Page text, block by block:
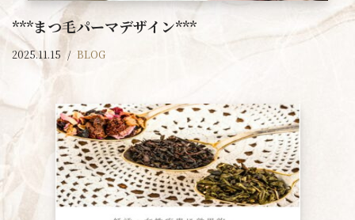
***まつ毛パーマデザイン***
2025.11.15 BLOG